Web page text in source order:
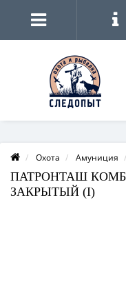
Охота Амуниция
ПАТРОНТАШ
ЗАКРЫТЫЙ (I)